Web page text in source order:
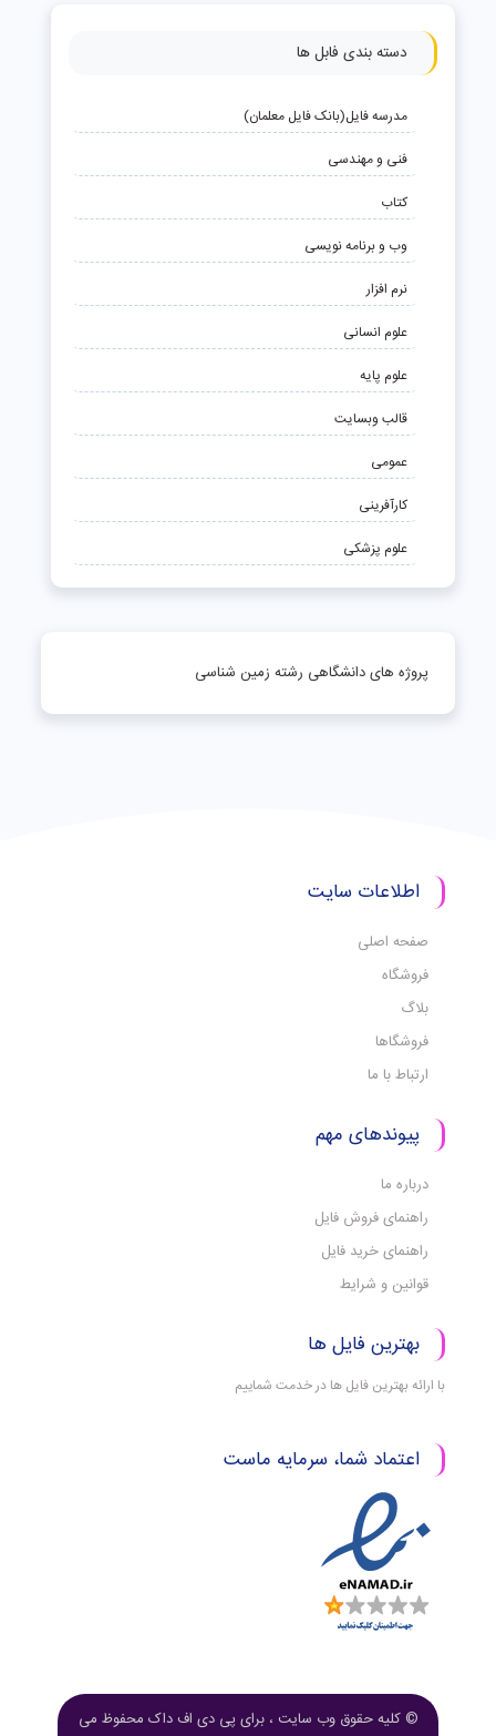
دسته بندی فابل ها
مدرسه فایل(بانک فایل معلمان)
فنی و مهندسی
کتاب
وب و برنامه نویسی
نرم افزار
علوم انسانی
علوم پایه
قالب وبسایت
عمومی
کارآفرینی
علوم پزشکی
پروژه های دانشگاهی رشته زمین شناسی
اطلاعات سایت
صفحه اصلی
فروشگاه
بلاگ
فروشگاها
ارتباط با ما
پیوندهای مهم
درباره ما
راهنمای فروش فایل
راهنمای خرید فایل
قوانین و شرایط
بهترین فایل ها
با ارائه بهترین فایل ها در خدمت شماییم
اعتماد شما، سرمایه ماست
© کلیه حقوق وب سایت ، برای پی دی اف داک محفوظ می